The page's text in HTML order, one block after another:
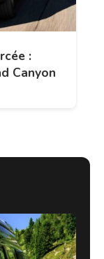
:
Canyon